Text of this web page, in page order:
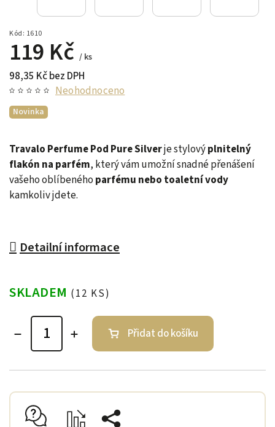
Kód: 1610
119 Kč / ks
98,35 Kč bez DPH
Novinka
Neohodnoceno
Travalo Perfume Pod Pure Silverje stylovýplnitelný
flakón na parfém, který vám umožní snadné přenášení
vašeho oblíbeného parfému nebo toaletní vody
kamkoliv jdete.
Detailní informace
SKLADEM (12 KS)
Přidat do košíku